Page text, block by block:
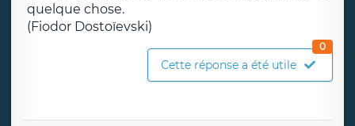
quelque chose.
(Fiodor Dostoïevski)
Cette réponse a été utile
0